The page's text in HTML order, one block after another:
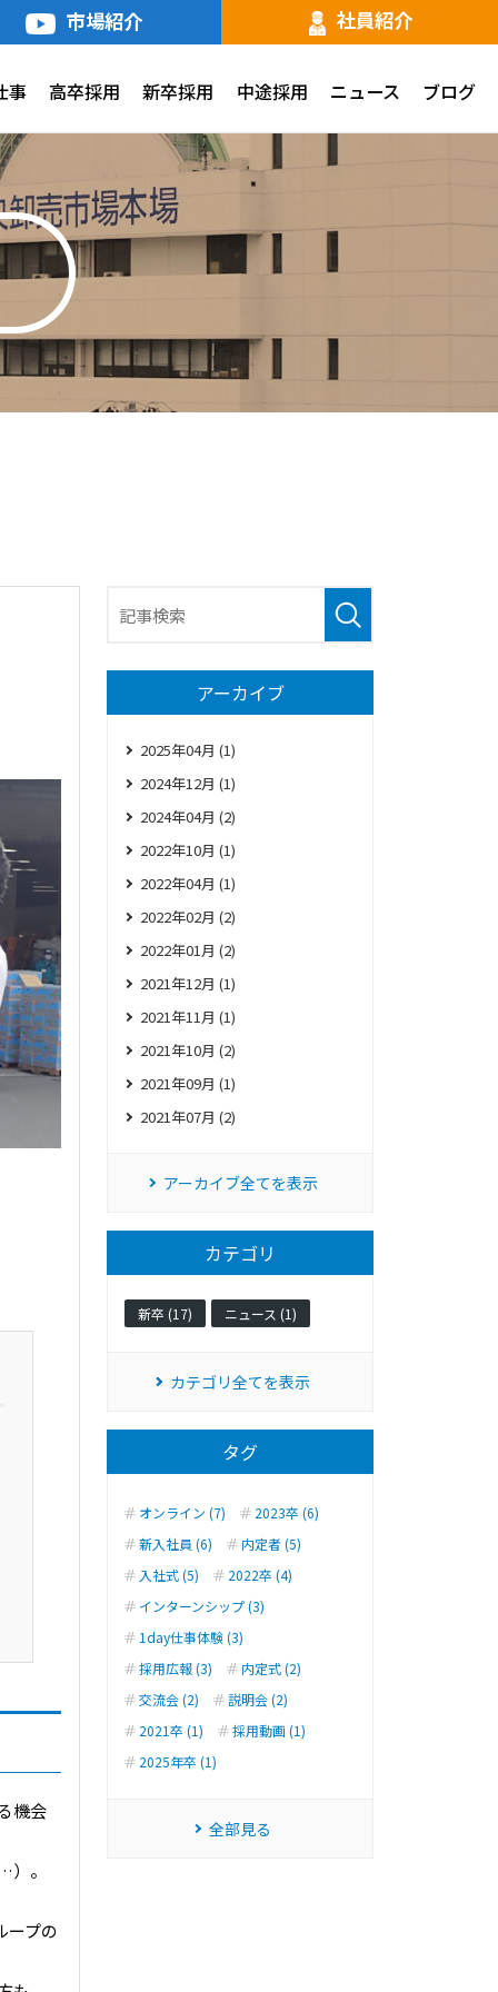
事 高卒採用 新卒採用 中途採用 ニュース ブログ
市場紹介 社員紹介
機会
。
ープの
アーカイブ
2025年04月 (1)
2024年12月 (1)
2024年04月 (2)
2022年10月 (1)
2022年04月 (1)
2022年02月 (2)
2022年01月 (2)
2021年12月 (1)
2021年11月 (1)
2021年10月 (2)
2021年09月 (1)
2021年07月 (2)
アーカイブ全てを表示
カテゴリ
新卒 (17) ニュース (1)
カテゴリ全てを表示
タグ
オンライン (7)
2023卒 (6)
新入社員 (6)
内定者 (5)
入社式 (5)
2022卒 (4)
インターンシップ (3)
1day仕事体験 (3)
採用広報 (3)
内定式 (2)
交流会 (2)
説明会 (2)
2021卒 (1)
採用動画 (1)
2025年卒 (1)
全部見る